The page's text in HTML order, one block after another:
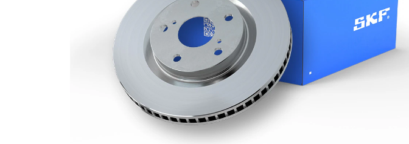
330 mm
Delik sayısı
Merkezleme
67 mm
112 mm
Kaplamalı